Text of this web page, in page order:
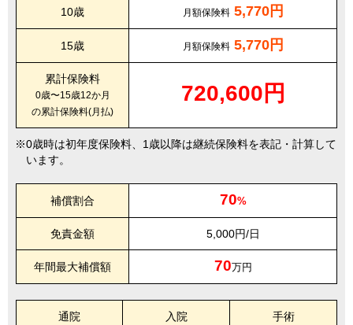
10歳 月額保険料 5,770円
15歳 月額保険料 5,770円
累計保険料
0歳〜15歳12か月
の累計保険料(月払)
720,600円
0歳時は初年度保険料、1歳以降は継続保険料を表記・計算して
います。
補償割合 70%
免責金額 5,000円/日
年間最大補償額 70万円
通院 入院 手術